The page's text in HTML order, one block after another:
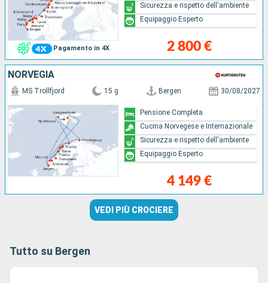
Pagamento in 4X 2 800 €
Sicurezza e rispetto dell'ambiente
Equipaggio Esperto
NORVEGIA
MS Trollfjord 15 g Bergen 30/08/2027
4 149 €
Pensione Completa
Cucina Norvegese e Internazionale
Sicurezza e rispetto dell'ambiente
Equipaggio Esperto
VEDI PIÙ CROCIERE
Tutto su Bergen